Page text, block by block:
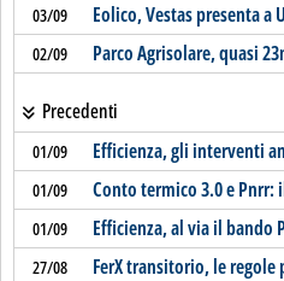
03/09 Eolico, Vestas presenta a
02/09 Parco Agrisolare, quasi
Precedenti
01/09 Efficienza, gli interventi
01/09 Conto termico 3.0 e Pnrr:
01/09 Efficienza, al via il
27/08 FerX transitorio, le